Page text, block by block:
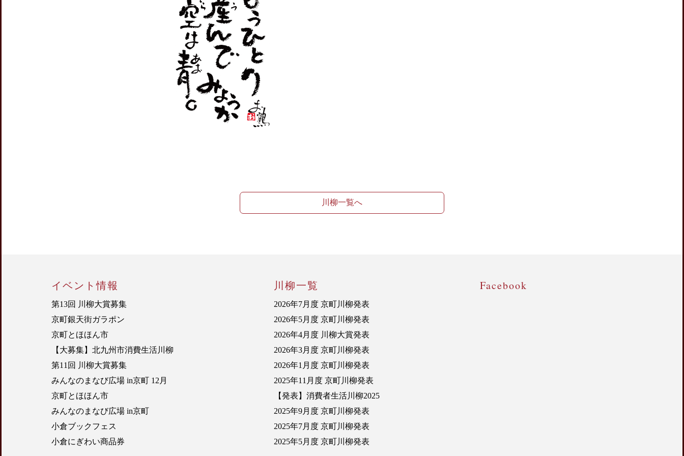
川柳一覧へ
イベント情報
第13回 川柳大賞募集
京町銀天街ガラポン
京町とほほん市
【大募集】北九州市消費生活川柳
第11回 川柳大賞募集
みんなのまなび広場 in京町 12月
京町とほほん市
みんなのまなび広場 in京町
小倉ブックフェス
小倉にぎわい商品券
川柳一覧
2026年7月度 京町川柳発表
2026年5月度 京町川柳発表
2026年4月度 川柳大賞発表
2026年3月度 京町川柳発表
2026年1月度 京町川柳発表
2025年11月度 京町川柳発表
【発表】消費者生活川柳2025
2025年9月度 京町川柳発表
2025年7月度 京町川柳発表
2025年5月度 京町川柳発表
Facebook